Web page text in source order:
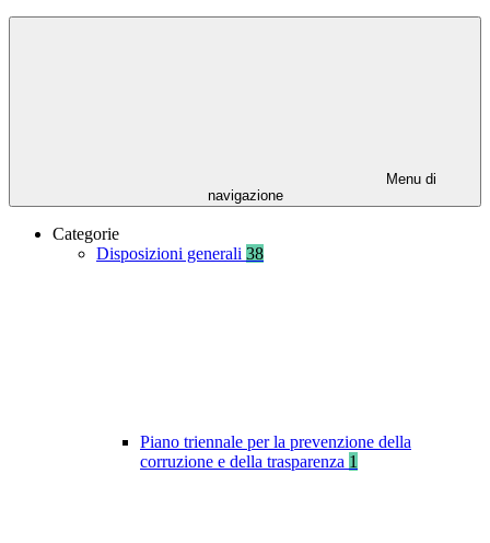
Menu di
navigazione
Categorie
Disposizioni generali 38
Piano triennale per la prevenzione della
corruzione e della trasparenza 1